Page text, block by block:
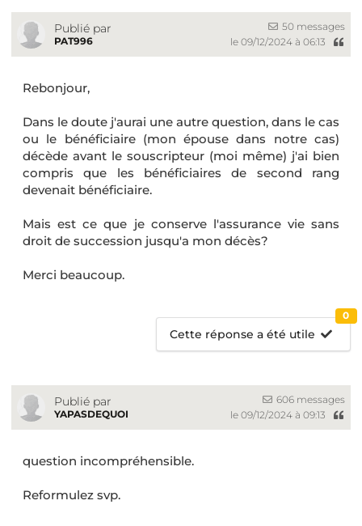
Publié par
PAT996
50 messages
le 09/12/2024 à 06:13
Rebonjour,
Dans le doute j'aurai une autre question, dans le cas
ou le bénéficiaire (mon épouse dans notre cas)
décède avant le souscripteur (moi même) j'ai bien
compris que les bénéficiaires de second rang
devenait bénéficiaire.
Mais est ce que je conserve l'assurance vie sans
droit de succession jusqu'a mon décès?
Merci beaucoup.
Cette réponse a été utile
0
Publié par
YAPASDEQUOI
606 messages
le 09/12/2024 à 09:13
question incompréhensible.
Reformulez svp.